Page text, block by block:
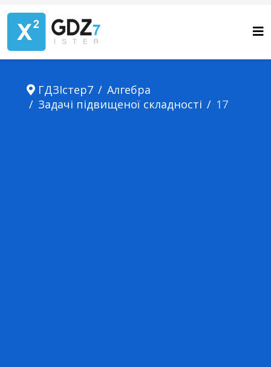
ГДЗІстер7
Алгебра
Задачі підвищеної складності
17